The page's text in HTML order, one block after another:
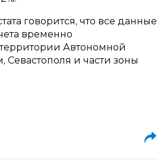
говорится, что все данные
временно
Автономной
и части зоны